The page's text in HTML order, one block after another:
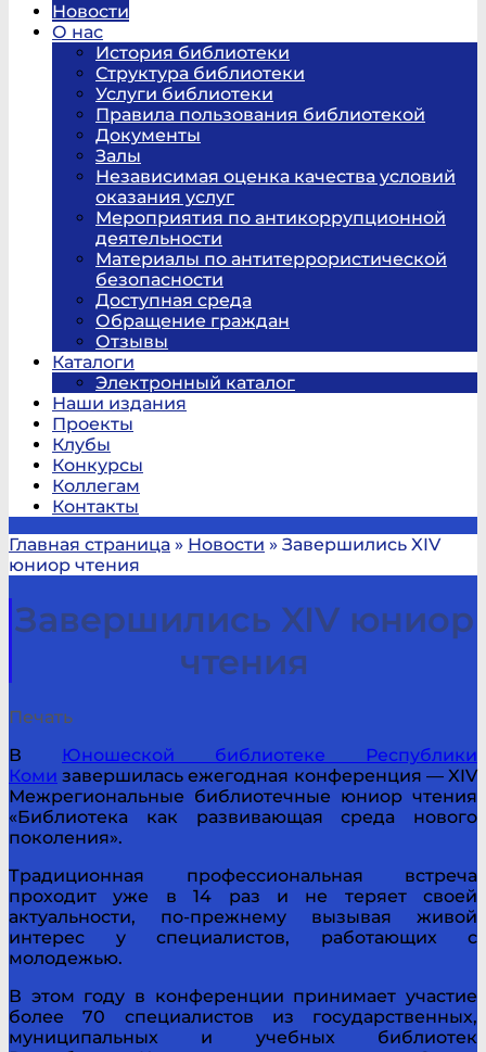
Новости
О нас
История библиотеки
Структура библиотеки
Услуги библиотеки
Правила пользования библиотекой
Документы
Залы
Независимая оценка качества условий
оказания услуг
Мероприятия по антикоррупционной
деятельности
Материалы по антитеррористической
безопасности
Доступная среда
Обращение граждан
Отзывы
Каталоги
Электронный каталог
Наши издания
Проекты
Клубы
Конкурсы
Коллегам
Контакты
Главная страница » Новости » Завершились XIV
юниор чтения
Завершились XIV юниор
чтения
Печать
В
Юношеской библиотеке Республики
Коми завершилась ежегодная конференция — XIV
Межрегиональные библиотечные юниор чтения
«Библиотека как развивающая среда нового
поколения».
Традиционная профессиональная встреча
проходит уже в 14 раз и не теряет своей
актуальности, по-прежнему вызывая живой
интерес у специалистов, работающих с
молодежью.
В этом году в конференции принимает участие
более 70 специалистов из государственных,
муниципальных и учебных библиотек